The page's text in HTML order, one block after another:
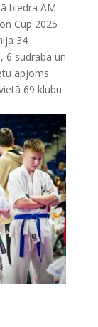
biedra AM
Cup 2025
34
6 sudraba un
apjoms
69 klubu